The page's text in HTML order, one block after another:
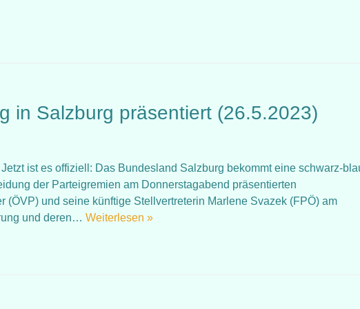
in Salzburg präsentiert (26.5.2023)
ist es offiziell: Das Bundesland Salzburg bekommt eine schwarz-
der Parteigremien am Donnerstagabend präsentierten
(ÖVP) und seine künftige Stellvertreterin Marlene Svazek (FPÖ) am
und deren… Weiterlesen »